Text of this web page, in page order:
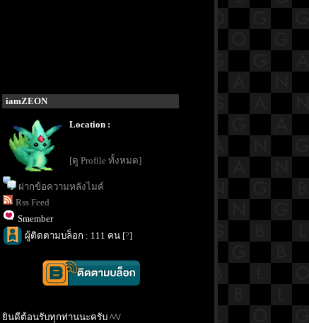
iamZEON
Location :
[ดู Profile ทั้งหมด]
ฝากข้อความหลังไมค์
Rss Feed
Smember
ผู้ติดตามบล็อก : 111 คน [?]
ินดีต้อนรับทุกท่านนะครับ ^^/